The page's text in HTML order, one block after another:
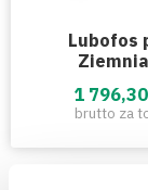
Lubofos
1
brutto za